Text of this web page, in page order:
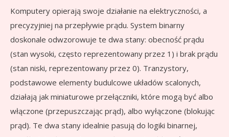
Komputery opierają swoje działanie na elektryczności, a
precyzyjniej na przepływie prądu. System binarny
doskonale odwzorowuje te dwa stany: obecność prądu
(stan wysoki, często reprezentowany przez 1) i brak prądu
(stan niski, reprezentowany przez 0). Tranzystory,
podstawowe elementy budulcowe układów scalonych,
działają jak miniaturowe przełączniki, które mogą być albo
włączone (przepuszczając prąd), albo wyłączone (blokując
prąd). Te dwa stany idealnie pasują do logiki binarnej,